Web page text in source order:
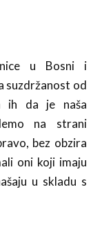
u Bosni i
suzdržanost od
ih da je naša
na strani
bez obzira
oni koji imaju
u skladu s